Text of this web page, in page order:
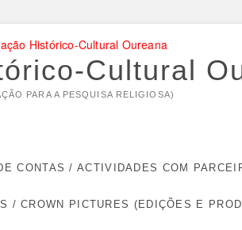
Cultural
PARA A PESQUISA RELIGIOSA)
CONTAS / ACTIVIDADES COM
/ CROWN PICTURES (EDIÇÕES E